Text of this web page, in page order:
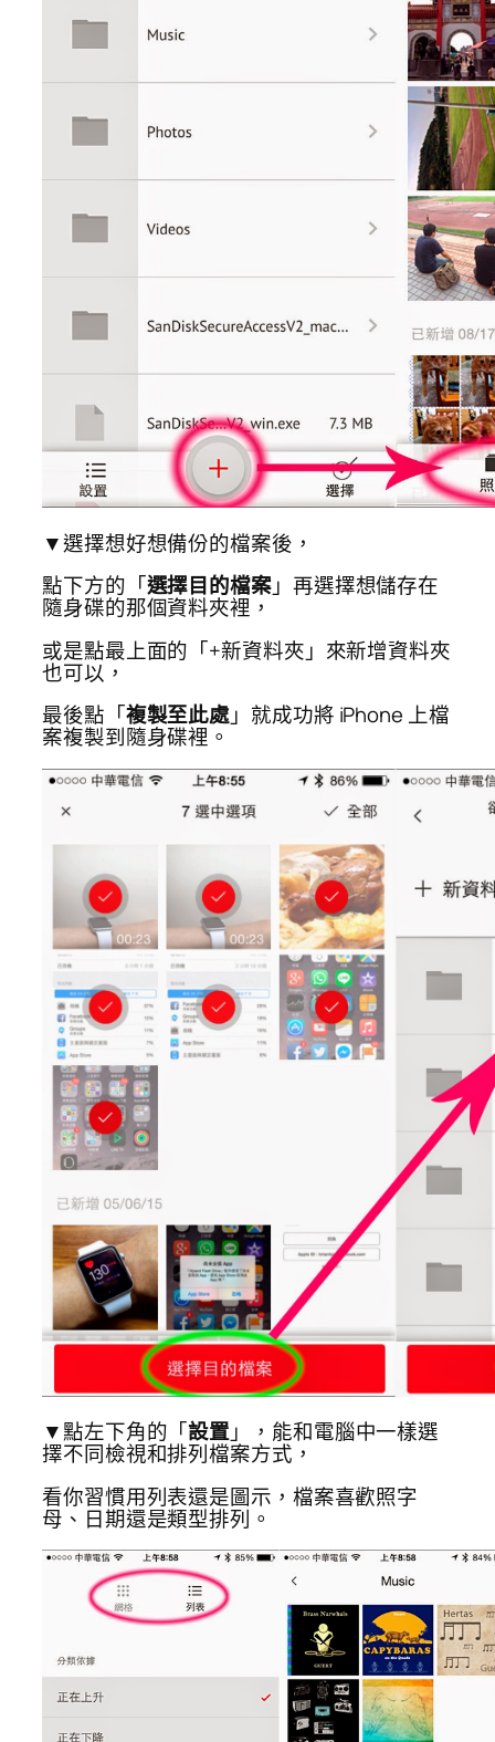
▼選擇想好想備份的檔案後，
點下方的「選擇目的檔案」再選擇想儲存在
隨身碟的那個資料夾裡，
或是點最上面的「+新資料夾」來新增資料夾
也可以，
最後點「複製至此處」就成功將 iPhone 上檔
案複製到隨身碟裡。
▼點左下角的「設置」，能和電腦中一樣選
擇不同檢視和排列檔案方式，
看你習慣用列表還是圖示，檔案喜歡照字
母、日期還是類型排列。